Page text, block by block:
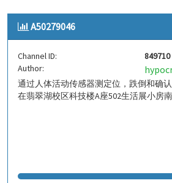
A50279046
Channel ID:
849710
Author:
通过人体活动传感器测定位，跌倒和确认
在翡翠湖校区科技楼A座502生活展小房